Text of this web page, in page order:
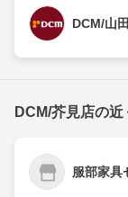
DCM/山
DCM/芥見店の
服部家具